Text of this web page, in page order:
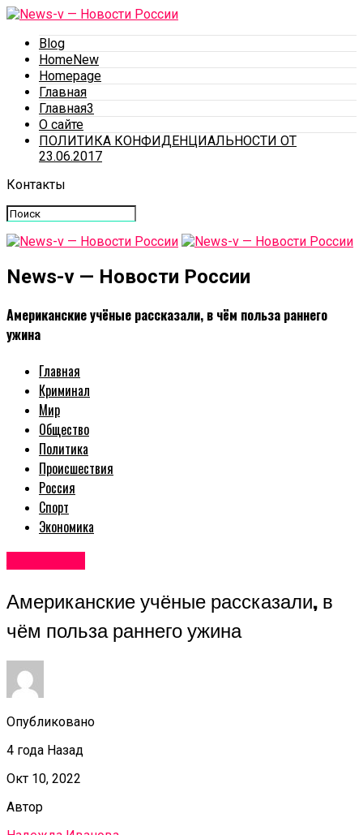
Blog
HomeNew
Homepage
Главная
Главная3
О сайте
ПОЛИТИКА КОНФИДЕНЦИАЛЬНОСТИ ОТ
23.06.2017
Контакты
News-v — Новости России
Американские учёные рассказали, в чём польза раннего
ужина
Главная
Криминал
Мир
Общество
Политика
Происшествия
Россия
Спорт
Экономика
Американские учёные рассказали, в
чём польза раннего ужина
Опубликовано
4 года Назад
Окт 10, 2022
Автор